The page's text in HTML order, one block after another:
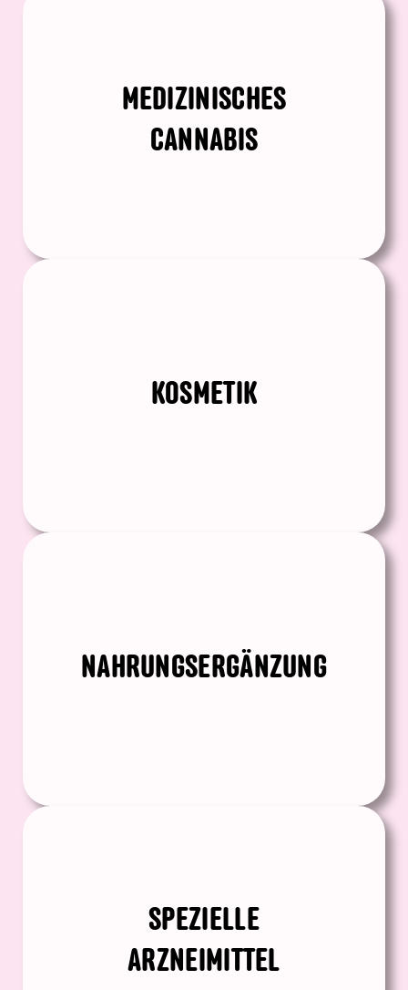
MEDIZINISCHES
CANNABIS
KOSMETIK
NAHRUNGSERGÄNZUNG
SPEZIELLE
ARZNEIMITTEL